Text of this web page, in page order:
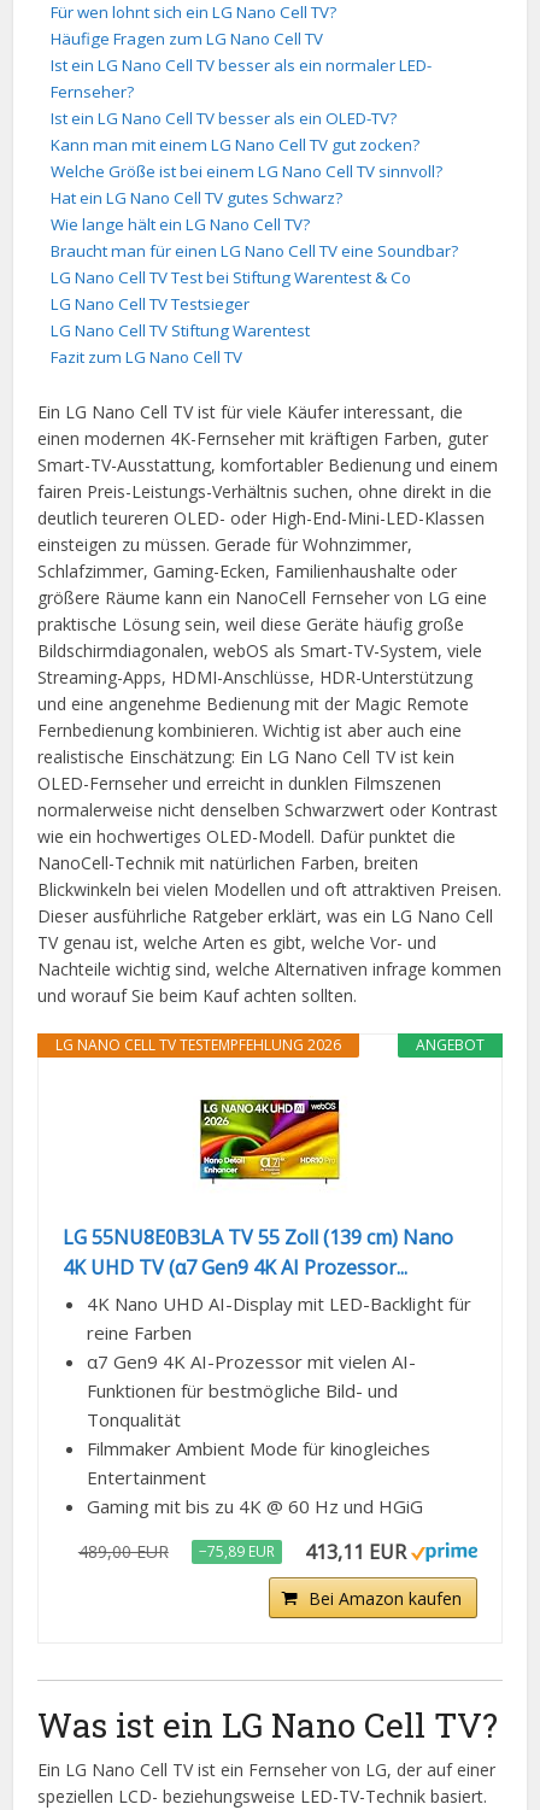
Für wen lohnt sich ein LG Nano Cell TV?
Häufige Fragen zum LG Nano Cell TV
Ist ein LG Nano Cell TV besser als ein normaler LED-
Fernseher?
Ist ein LG Nano Cell TV besser als ein OLED-TV?
Kann man mit einem LG Nano Cell TV gut zocken?
Welche Größe ist bei einem LG Nano Cell TV sinnvoll?
Hat ein LG Nano Cell TV gutes Schwarz?
Wie lange hält ein LG Nano Cell TV?
Braucht man für einen LG Nano Cell TV eine Soundbar?
LG Nano Cell TV Test bei Stiftung Warentest & Co
LG Nano Cell TV Testsieger
LG Nano Cell TV Stiftung Warentest
Fazit zum LG Nano Cell TV
Ein LG Nano Cell TV ist für viele Käufer interessant, die
einen modernen 4K-Fernseher mit kräftigen Farben, guter
Smart-TV-Ausstattung, komfortabler Bedienung und einem
fairen Preis-Leistungs-Verhältnis suchen, ohne direkt in die
deutlich teureren OLED- oder High-End-Mini-LED-Klassen
einsteigen zu müssen. Gerade für Wohnzimmer,
Schlafzimmer, Gaming-Ecken, Familienhaushalte oder
größere Räume kann ein NanoCell Fernseher von LG eine
praktische Lösung sein, weil diese Geräte häufig große
Bildschirmdiagonalen, webOS als Smart-TV-System, viele
Streaming-Apps, HDMI-Anschlüsse, HDR-Unterstützung
und eine angenehme Bedienung mit der Magic Remote
Fernbedienung kombinieren. Wichtig ist aber auch eine
realistische Einschätzung: Ein LG Nano Cell TV ist kein
OLED-Fernseher und erreicht in dunklen Filmszenen
normalerweise nicht denselben Schwarzwert oder Kontrast
wie ein hochwertiges OLED-Modell. Dafür punktet die
NanoCell-Technik mit natürlichen Farben, breiten
Blickwinkeln bei vielen Modellen und oft attraktiven Preisen.
Dieser ausführliche Ratgeber erklärt, was ein LG Nano Cell
TV genau ist, welche Arten es gibt, welche Vor- und
Nachteile wichtig sind, welche Alternativen infrage kommen
und worauf Sie beim Kauf achten sollten.
ANGEBOT
LG NANO CELL TV TESTEMPFEHLUNG 2026
LG 55NU8E0B3LA TV 55 Zoll (139 cm) Nano
4K UHD TV (α7 Gen9 4K AI Prozessor...
4K Nano UHD AI-Display mit LED-Backlight für
reine Farben
α7 Gen9 4K AI-Prozessor mit vielen AI-
Funktionen für bestmögliche Bild- und
Tonqualität
Filmmaker Ambient Mode für kinogleiches
Entertainment
Gaming mit bis zu 4K @ 60 Hz und HGiG
489,00 EUR −75,89 EUR 413,11 EUR
Bei Amazon kaufen
Was ist ein LG Nano Cell TV?
Ein LG Nano Cell TV ist ein Fernseher von LG, der auf einer
speziellen LCD- beziehungsweise LED-TV-Technik basiert.